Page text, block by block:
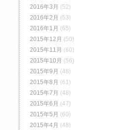
2016年3月 (52)
2016年2月 (53)
2016年1月 (65)
2015年12月 (50)
2015年11月 (60)
2015年10月 (56)
2015年9月 (48)
2015年8月 (61)
2015年7月 (48)
2015年6月 (47)
2015年5月 (60)
2015年4月 (48)